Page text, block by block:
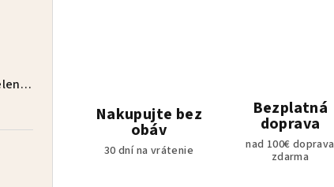
Čipkovaný komplet BRONTI + čelenka zdarma
Nakupujte bez
obáv
30 dní na vrátenie
Bezplatná
doprava
nad 100€ doprava
zdarma